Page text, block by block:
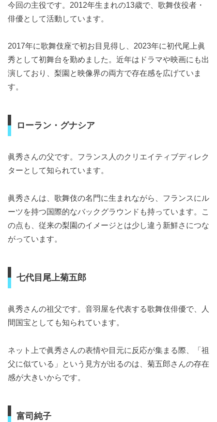
今回の主役です。2012年生まれの13歳で、歌舞伎役者・
俳優として活動しています。
2017年に歌舞伎座で初お目見得し、2023年に初代尾上眞
秀として初舞台を勤めました。近年はドラマや映画にも出
演しており、梨園と映像界の両方で存在感を広げていま
す。
ローラン・グナシア
眞秀さんの父です。フランス人のクリエイティブディレク
ターとして知られています。
眞秀さんは、歌舞伎の名門に生まれながら、フランスにル
ーツを持つ国際的なバックグラウンドも持っています。こ
の点も、従来の梨園のイメージとは少し違う新鮮さにつな
がっています。
七代目尾上菊五郎
眞秀さんの祖父です。音羽屋を代表する歌舞伎俳優で、人
間国宝としても知られています。
ネット上で眞秀さんの表情や目元に反応が集まる際、「祖
父に似ている」という見方が出るのは、菊五郎さんの存在
感が大きいからです。
富司純子